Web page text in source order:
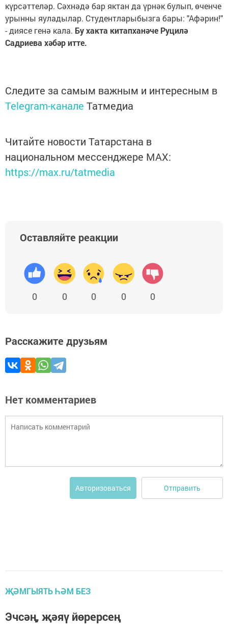
күрсәттеләр. Сәхнәдә бар яктан да үрнәк булып, өченче
урынны яуладылар. Студентларыбызга бары: "Афәрин!"
- диясе генә кала. Бу хакта китапханәче Руцилә
Садриева хәбәр итте.
Следите за самым важным и интересным в
Telegram-канале Татмедиа
Читайте новости Татарстана в
национальном мессенджере MАХ:
https://max.ru/tatmedia
Оставляйте реакции
0 0 0 0 0
Расскажите друзьям
Нет комментариев
Авторизоваться Отправить
ҖӘМГЫЯТЬ ҺӘМ БЕЗ
Эчсәң, җәяү йөрерсең